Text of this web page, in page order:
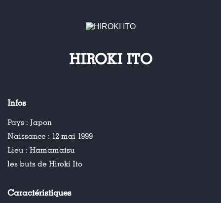
HIROKI ITO
Infos
Pays : Japon
Naissance : 12 mai 1999
Lieu : Hamamatsu
les buts de Hiroki Ito
Caractéristiques